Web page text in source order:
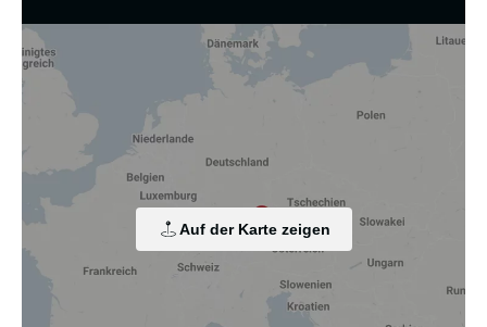
Auf der Karte zeigen
Wir nutzen Cookies und andere Technologien.
Diese Website nutzt Cookies und vergleichbare Funktionen
zur Verarbeitung von Endgeräteinformationen und
Einbindung von Inhalten, externen Diensten und Elementen
Dritter, der statistischen Analyse/Messung, der
personalisierten Werbung sowie der Einbindung sozialer
Medien. Je nach Funktion werden dabei Daten an Dritte
weitergegeben und an Dritte in Ländern, in denen kein
angemessenes Datenschutzniveau vorliegt und von diesen
verarbeitet wird, z. B. die USA. Ihre Einwilligung ist stets
freiwillig, für die Nutzung unserer Website nicht erforderlich
und kann jederzeit auf unserer Seite abgelehnt oder